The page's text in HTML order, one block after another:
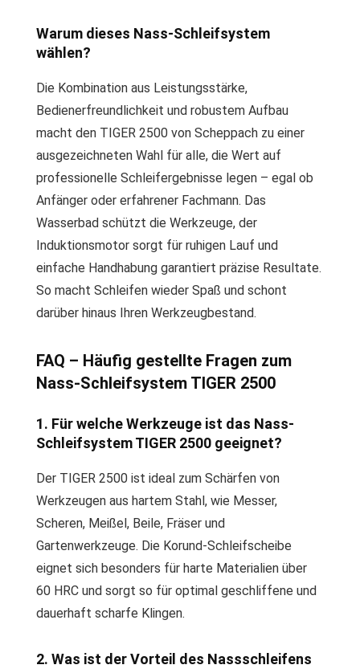
Warum dieses Nass-Schleifsystem
wählen?
Die Kombination aus Leistungsstärke,
Bedienerfreundlichkeit und robustem Aufbau
macht den TIGER 2500 von Scheppach zu einer
ausgezeichneten Wahl für alle, die Wert auf
professionelle Schleifergebnisse legen – egal ob
Anfänger oder erfahrener Fachmann. Das
Wasserbad schützt die Werkzeuge, der
Induktionsmotor sorgt für ruhigen Lauf und
einfache Handhabung garantiert präzise Resultate.
So macht Schleifen wieder Spaß und schont
darüber hinaus Ihren Werkzeugbestand.
FAQ – Häufig gestellte Fragen zum
Nass-Schleifsystem TIGER 2500
1. Für welche Werkzeuge ist das Nass-
Schleifsystem TIGER 2500 geeignet?
Der TIGER 2500 ist ideal zum Schärfen von
Werkzeugen aus hartem Stahl, wie Messer,
Scheren, Meißel, Beile, Fräser und
Gartenwerkzeuge. Die Korund-Schleifscheibe
eignet sich besonders für harte Materialien über
60 HRC und sorgt so für optimal geschliffene und
dauerhaft scharfe Klingen.
2. Was ist der Vorteil des Nassschleifens